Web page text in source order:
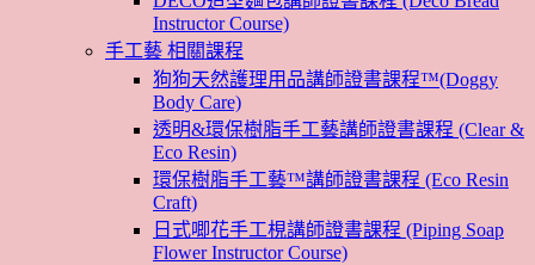
Instructor Course)
手工藝 相關課程
狗狗天然護理用品講師證書課程™(Doggy
Body Care)
透明&環保樹脂手工藝講師證書課程 (Clear &
Eco Resin)
環保樹脂手工藝™講師證書課程 (Eco Resin
Craft)
日式唧花手工梘講師證書課程 (Piping Soap
Flower Instructor Course)